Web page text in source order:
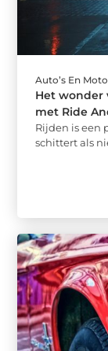
Auto’s En
Het wonder
met Ride
Rijden is een
schittert als